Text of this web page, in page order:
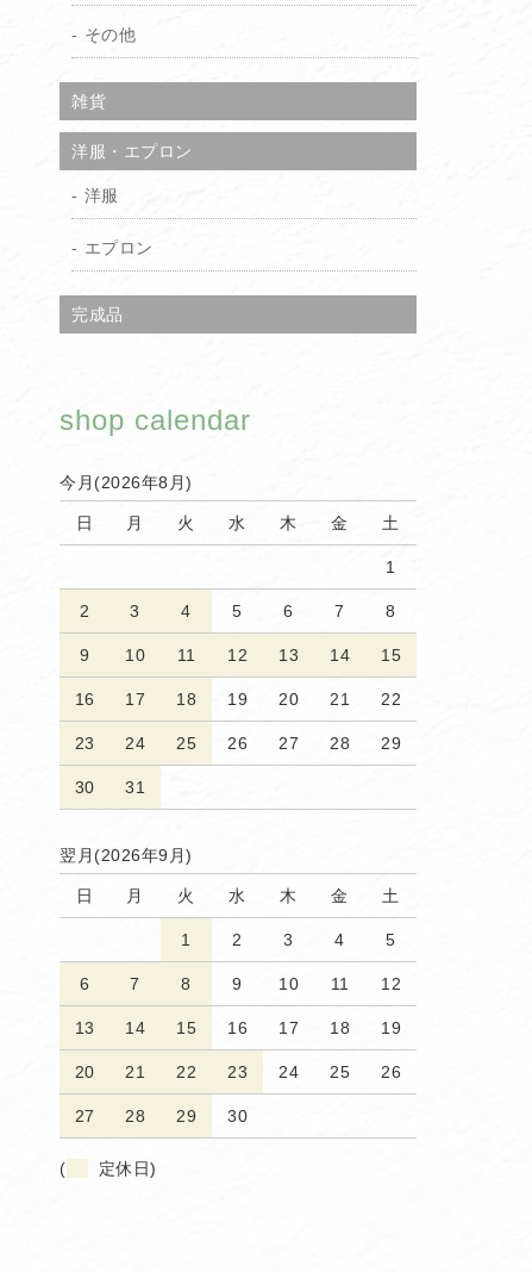
その他
雑貨
洋服・エプロン
洋服
エプロン
完成品
shop calendar
今月(2026年8月)
日 月 火 水 木 金 土
1
2 3 4 5 6 7 8
9 10 11 12 13 14 15
16 17 18 19 20 21 22
23 24 25 26 27 28 29
30 31
翌月(2026年9月)
日 月 火 水 木 金 土
1 2 3 4 5
6 7 8 9 10 11 12
13 14 15 16 17 18 19
20 21 22 23 24 25 26
27 28 29 30
( 定休日)